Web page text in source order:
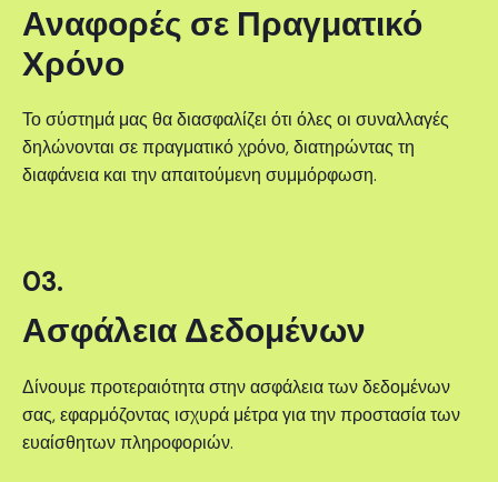
Αναφορές σε Πραγματικό
Χρόνο
Το σύστημά μας θα διασφαλίζει ότι όλες οι συναλλαγές
δηλώνονται σε πραγματικό χρόνο, διατηρώντας τη
διαφάνεια και την απαιτούμενη συμμόρφωση.
03.
Ασφάλεια Δεδομένων
Δίνουμε προτεραιότητα στην ασφάλεια των δεδομένων
σας, εφαρμόζοντας ισχυρά μέτρα για την προστασία των
ευαίσθητων πληροφοριών.